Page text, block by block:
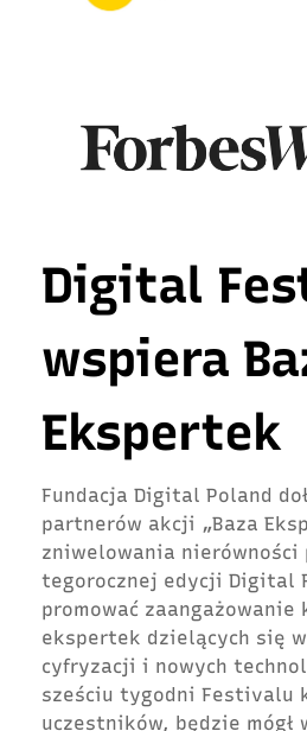
Digital
wspiera
Ekspertek
Fundacja Digital Poland
partnerów akcji „Baza
zniwelowania nierówności
tegorocznej edycji Digital
promować
ekspertek dzielących się
cyfryzacji i nowych
sześciu tygodni Festivalu
uczestników, będzie mógł